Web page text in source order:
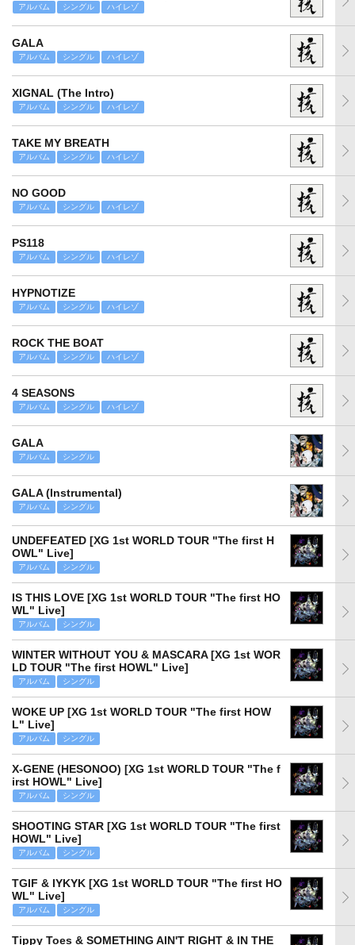
アルバム シングル ハイレゾ
GALA
アルバム シングル ハイレゾ
XIGNAL (The Intro)
アルバム シングル ハイレゾ
TAKE MY BREATH
アルバム シングル ハイレゾ
NO GOOD
アルバム シングル ハイレゾ
PS118
アルバム シングル ハイレゾ
HYPNOTIZE
アルバム シングル ハイレゾ
ROCK THE BOAT
アルバム シングル ハイレゾ
4 SEASONS
アルバム シングル ハイレゾ
GALA
アルバム シングル
GALA (Instrumental)
アルバム シングル
UNDEFEATED [XG 1st WORLD TOUR "The first H
OWL" Live]
アルバム シングル
IS THIS LOVE [XG 1st WORLD TOUR "The first HO
WL" Live]
アルバム シングル
WINTER WITHOUT YOU & MASCARA [XG 1st WOR
LD TOUR "The first HOWL" Live]
アルバム シングル
WOKE UP [XG 1st WORLD TOUR "The first HOW
L" Live]
アルバム シングル
X-GENE (HESONOO) [XG 1st WORLD TOUR "The f
irst HOWL" Live]
アルバム シングル
SHOOTING STAR [XG 1st WORLD TOUR "The first
HOWL" Live]
アルバム シングル
TGIF & IYKYK [XG 1st WORLD TOUR "The first HO
WL" Live]
アルバム シングル
Tippy Toes & SOMETHING AIN'T RIGHT & IN THE